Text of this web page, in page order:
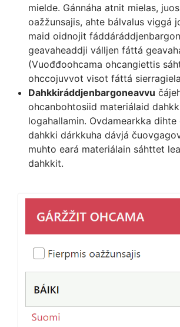
mielde. Gánnáha atnit mielas,
oažžunsajis, ahte bálvalus viggá
maid oidnojit
geavaheaddji válljen fáttá
(Vuođđoohcama ohcangiettis
ohccojuvvot visot fáttá
Dahkkiráddjenbargoneavvu
ohcanbohtosiid materiálaid
logahallamin. Ovdamearkka
dahkki dárkkuha dávjá
muhto eará materiálain sáhttet
dahkkit.